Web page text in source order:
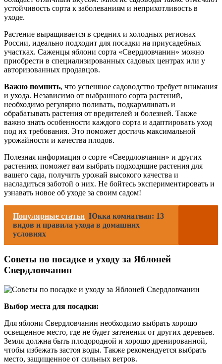
устойчивость сорта к заболеваниям и неприхотливость в
уходе.
Растение выращивается в средних и холодных регионах
России, идеально подходит для посадки на приусадебных
участках. Саженцы яблони сорта «Свердловчанин» можно
приобрести в специализированных садовых центрах или у
авторизованных продавцов.
Важно помнить, что успешное садоводство требует внимания
и ухода. Независимо от выбранного сорта растений,
необходимо регулярно поливать, подкармливать и
обрабатывать растения от вредителей и болезней. Также
важно знать особенности каждого сорта и адаптировать уход
под их требования. Это поможет достичь максимальной
урожайности и качества плодов.
Полезная информация о сорте «Свердловчанин» и других
растениях поможет вам выбрать подходящие растения для
вашего сада, получить урожай высокого качества и
насладиться заботой о них. Не бойтесь экспериментировать и
узнавать новое об уходе за своим садом!
Популярные статьи Юкка комнатная: 13
видов и правила ухода в домашних
условиях
Советы по посадке и уходу за Яблоней
Свердловчанин
Выбор места для посадки:
Для яблони Свердловчанин необходимо выбрать хорошо
освещенное место, где не будет затенения от других деревьев.
Земля должна быть плодородной и хорошо дренированной,
чтобы избежать застоя воды. Также рекомендуется выбрать
место, защищенное от сильных ветров.